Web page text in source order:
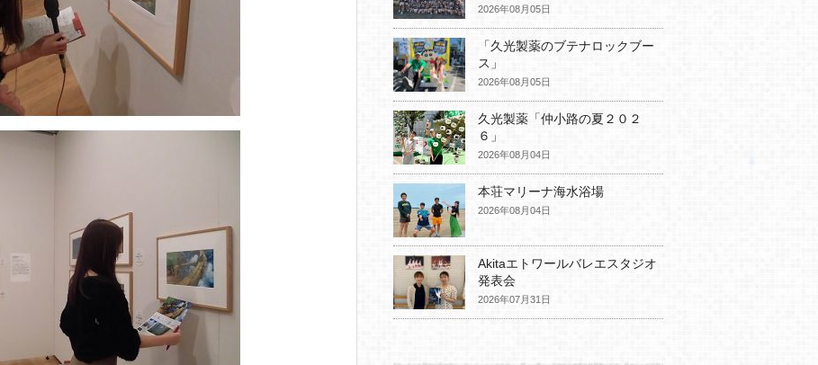
2026年08月05日
「久光製薬のブテナロックブー
ス」
2026年08月05日
久光製薬「仲小路の夏２０２
６」
2026年08月04日
本荘マリーナ海水浴場
2026年08月04日
Akitaエトワールバレエスタジオ
発表会
2026年07月31日